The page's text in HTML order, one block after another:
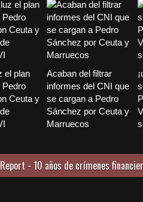
el plan
Pedro
Ceuta y
Acaban del filtrar
informes del CNI que
se cargan a Pedro
Sánchez por Ceuta y
Marruecos
- 10 años de crímenes